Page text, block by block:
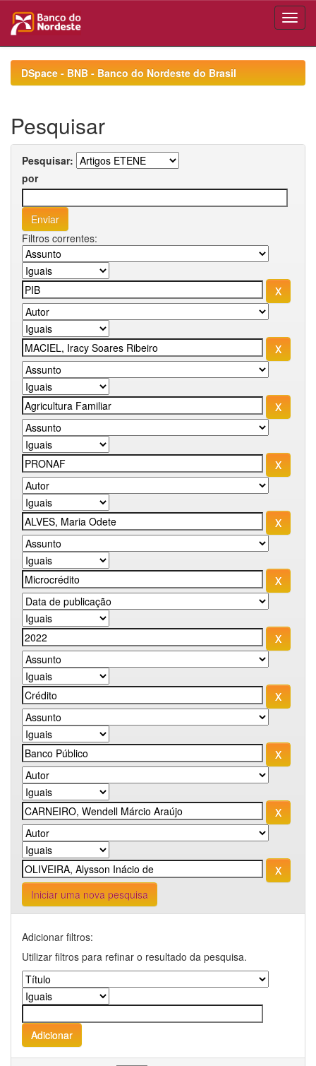
navigationDSpace - BNB - Banco do Nordeste do Brasil
Pesquisar
Pesquisar:
por
Filtros correntes:
Iniciar uma nova pesquisa
Adicionar filtros:
Utilizar filtros para refinar o resultado da pesquisa.